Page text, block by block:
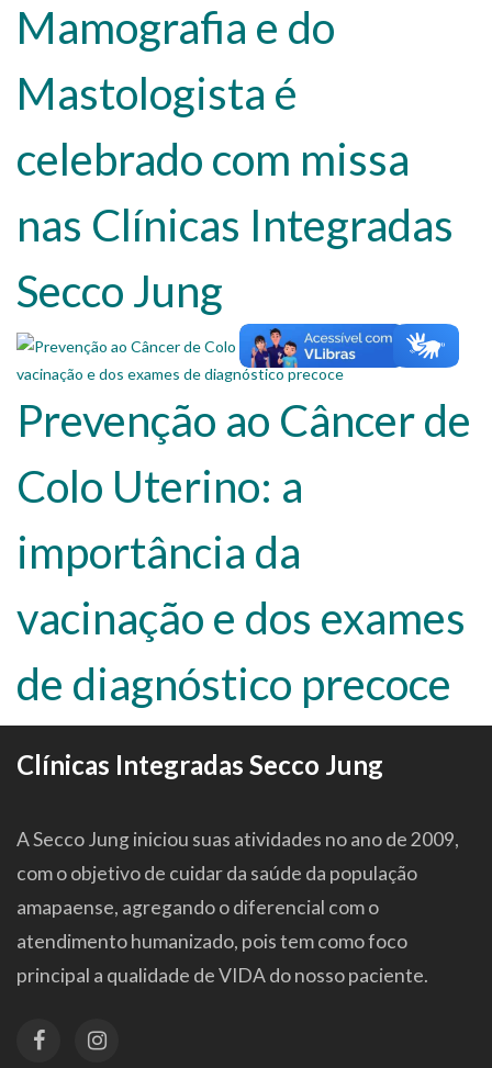
Mamografia e do
Mastologista é
celebrado com missa
nas Clínicas Integradas
Secco Jung
Prevenção ao Câncer de
Colo Uterino: a
importância da
vacinação e dos exames
de diagnóstico precoce
Clínicas Integradas Secco Jung
A Secco Jung iniciou suas atividades no ano de 2009,
com o objetivo de cuidar da saúde da população
amapaense, agregando o diferencial com o
atendimento humanizado, pois tem como foco
principal a qualidade de VIDA do nosso paciente.